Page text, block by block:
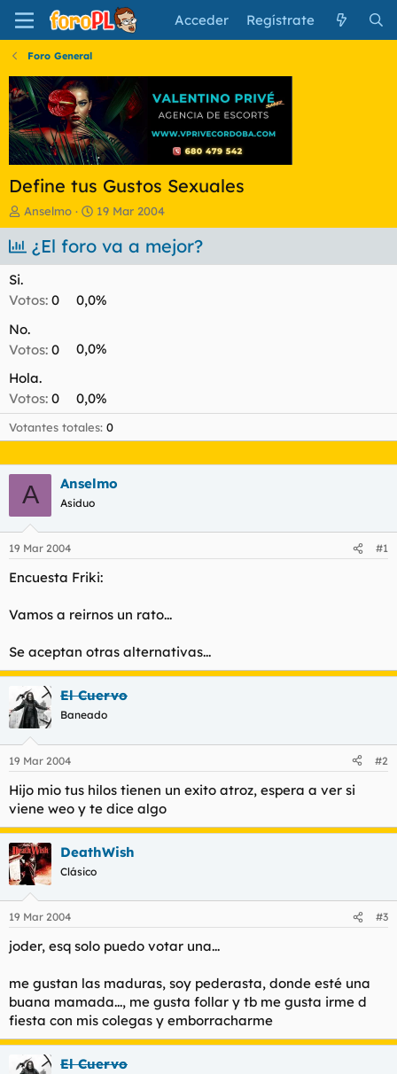
Acceder Regístrate
Foro General
Define tus Gustos Sexuales
I
n
i
c
d
r
d
l
t
e
m
Anselmo
F
e
e
i
o
19 Mar 2004
¿El foro va a mejor?
Si.
Votos: 0
0,0%
No.
Votos: 0
0,0%
Hola.
Votos: 0 0,0%
Votantes totales 0
A Anselmo
Asiduo
19 Mar 2004 #1
Encuesta Friki:
Vamos a reirnos un rato...
Se aceptan otras alternativas...
El Cuervo
Baneado
19 Mar 2004 #2
Hijo mio tus hilos tienen un exito atroz, espera a ver si
viene weo y te dice algo
DeathWish
Clásico
19 Mar 2004 #3
joder, esq solo puedo votar una...
me gustan las maduras, soy pederasta, donde esté una
buana mamada..., me gusta follar y tb me gusta irme d
fiesta con mis colegas y emborracharme
El Cuervo